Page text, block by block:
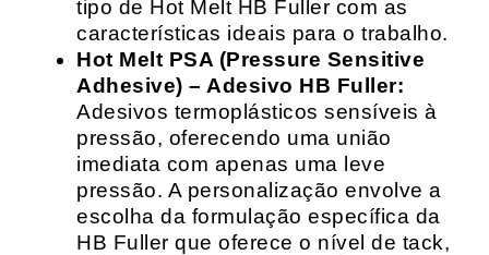
tipo de Hot Melt HB Fuller com as
características ideais para o trabalho.
Hot Melt PSA (Pressure Sensitive
Adhesive) – Adesivo HB Fuller:
Adesivos termoplásticos sensíveis à
pressão, oferecendo uma união
imediata com apenas uma leve
pressão. A personalização envolve a
escolha da formulação específica da
HB Fuller que oferece o nível de tack,